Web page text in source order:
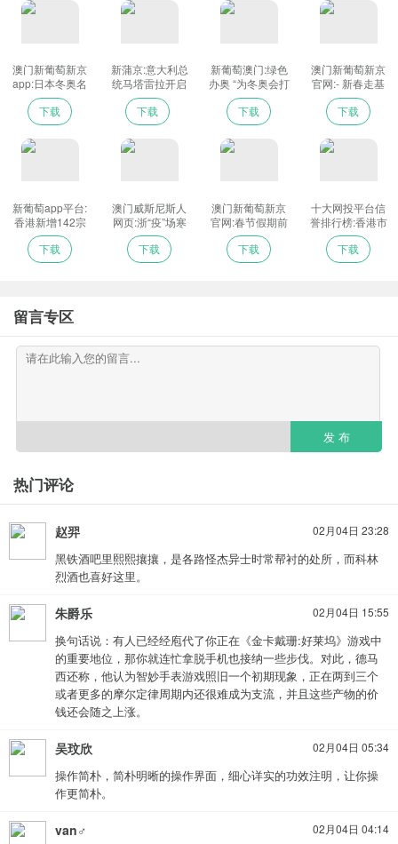
澳门新葡萄新京
app:日本冬奥名
宿阿部雅司：双
奥之城北京，很
了不起！
下载
新蒲京:意大利总
统马塔雷拉开启
第二个7年任期
下载
新葡萄澳门:绿色
办奥 “为冬奥会打
下美丽中国底色”-
_光明网
下载
澳门新葡萄新京
官网:- 新春走基
层 - 品味历史迎
冬奥 中外记者走
进中国铁道博物
馆感受“中国速
度”[组图] _ 图片
下载
新葡萄app平台:
香港新增142宗
病例 团年饭群组
开始出现
下载
澳门威斯尼斯人
网页:浙“疫”场寒
战 尽显人心温暖
下载
澳门新葡萄新京
官网:春节假期前
三天全国出游
1.37亿人次
下载
十大网投平台信
誉排行榜:香港市
民在抗疫中迎接
虎年新春_新闻中
心
下载
留言专区
发 布
热门评论
赵羿 02月04日 23:28
黑铁酒吧里熙熙攘攘，是各路怪杰异士时常帮衬的处所，而科林
烈酒也喜好这里。
朱爵乐 02月04日 15:55
换句话说：有人已经经庖代了你正在《金卡戴珊:好莱坞》游戏中
的重要地位，那你就连忙拿脱手机也接纳一些步伐。对此，德马
西还称，他认为智妙手表游戏照旧一个初期现象，正在两到三个
或者更多的摩尔定律周期内还很难成为支流，并且这些产物的价
钱还会随之上涨。
吴玟欣 02月04日 05:34
操作简朴，简朴明晰的操作界面，细心详实的功效注明，让你操
作更简朴。
van♂ 02月04日 04:14